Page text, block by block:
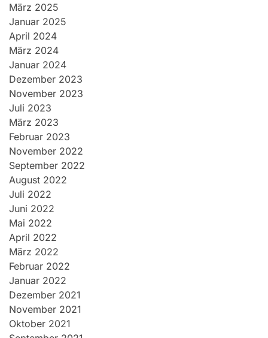
März 2025
Januar 2025
April 2024
März 2024
Januar 2024
Dezember 2023
November 2023
Juli 2023
März 2023
Februar 2023
November 2022
September 2022
August 2022
Juli 2022
Juni 2022
Mai 2022
April 2022
März 2022
Februar 2022
Januar 2022
Dezember 2021
November 2021
Oktober 2021